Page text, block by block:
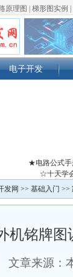
原理图 梯形图实例
电子开发
★电路公式手
☆十天学
发网 >> 基础入门 >>
机铭牌图
章来源：